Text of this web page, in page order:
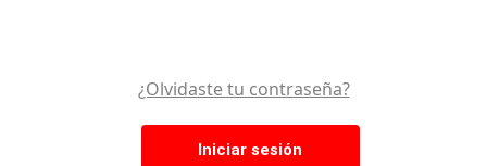
¿Olvidaste tu contraseña?